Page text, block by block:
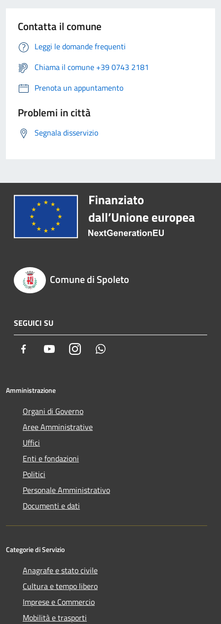
Contatta il comune
Leggi le domande frequenti
Chiama il comune +39 0743 2181
Prenota un appuntamento
Problemi in città
Segnala disservizio
Comune di Spoleto
SEGUICI SU
Facebook YoutubeInstagram
Amministrazione
Organi di Governo
Aree Amministrative
Uffici
Enti e fondazioni
Politici
Personale Amministrativo
Documenti e dati
Categorie di Servizio
Anagrafe e stato civile
Cultura e tempo libero
Imprese e Commercio
Mobilità e trasporti